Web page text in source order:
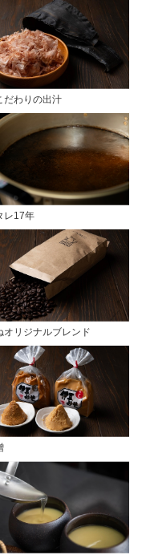
だわりの出汁
レ17年
オリジナルブレンド